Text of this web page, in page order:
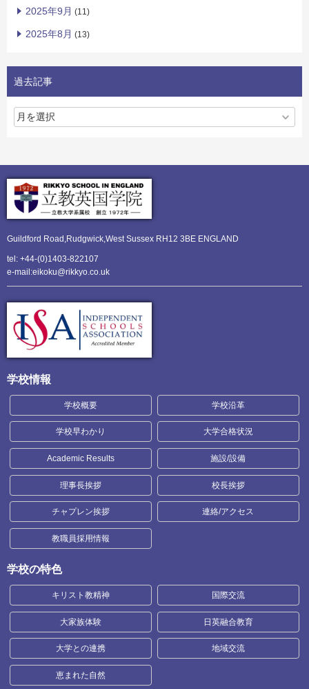
2025年9月 (11)
2025年8月 (13)
過去記事
Guildford Road,Rudgwick,West Sussex RH12 3BE ENGLAND
tel: +44-(0)1403-822107
e-mail:eikoku@rikkyo.co.uk
学校情報
学校概要 学校沿革
学校早わかり 大学合格状況
Academic Results 施設/設備
理事長挨拶 校長挨拶
チャプレン挨拶 連絡/アクセス
教職員採用情報
学校の特色
キリスト教精神 国際交流
大家族体験 日英融合教育
大学との連携 地域交流
恵まれた自然